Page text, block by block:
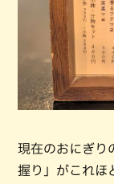
現在のおにぎり
握り」がこれほ